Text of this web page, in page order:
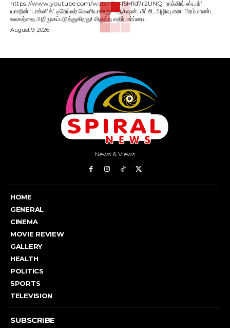
https://www.youtube.com/watch?v=f5M1d7r2UNQ ‘ராக்கிங் ஸ்டார்’
யாஷின் ‘டாக்ஸிக்’ டிரெய்லர் வெளியானது! ஆக்‌ஷன், மீட்சி, அழிவு என பிரம்மாண்ட
உலகத்தை அறிமுகப்படுத்துகிறது! மிகுந்த எதிர்பார்ப்பை...
August 9, 2026
News & Views
HOME
GENERAL
CINEMA
MOVIE REVIEW
GALLERY
HEALTH
POLITICS
SPORTS
TELEVISION
SUBSCRIBE